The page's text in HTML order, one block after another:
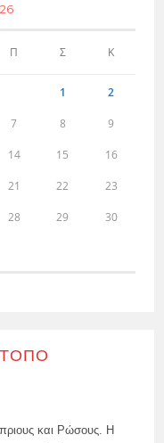
Π Σ Κ
1 2
7 8 9
14 15 16
21 22 23
28 29 30
και Ρώσους. Η